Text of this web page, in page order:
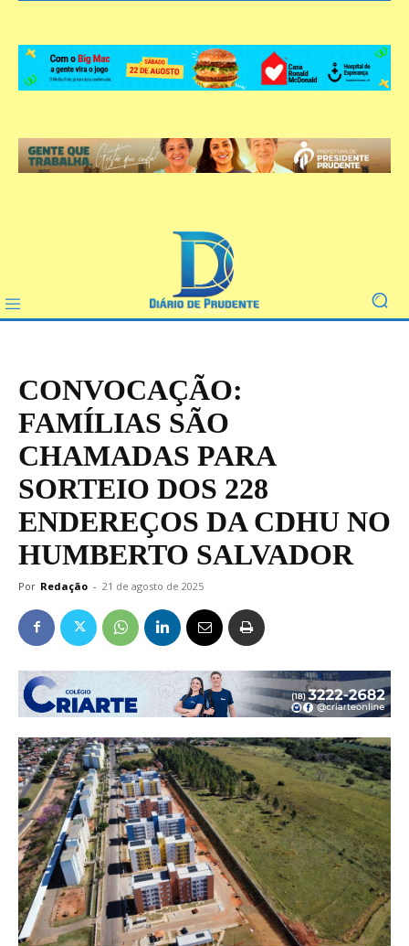
CONVOCAÇÃO:
FAMÍLIAS SÃO
CHAMADAS PARA
SORTEIO DOS 228
ENDEREÇOS DA CDHU NO
HUMBERTO SALVADOR
Por Redação - 21 de agosto de 2025